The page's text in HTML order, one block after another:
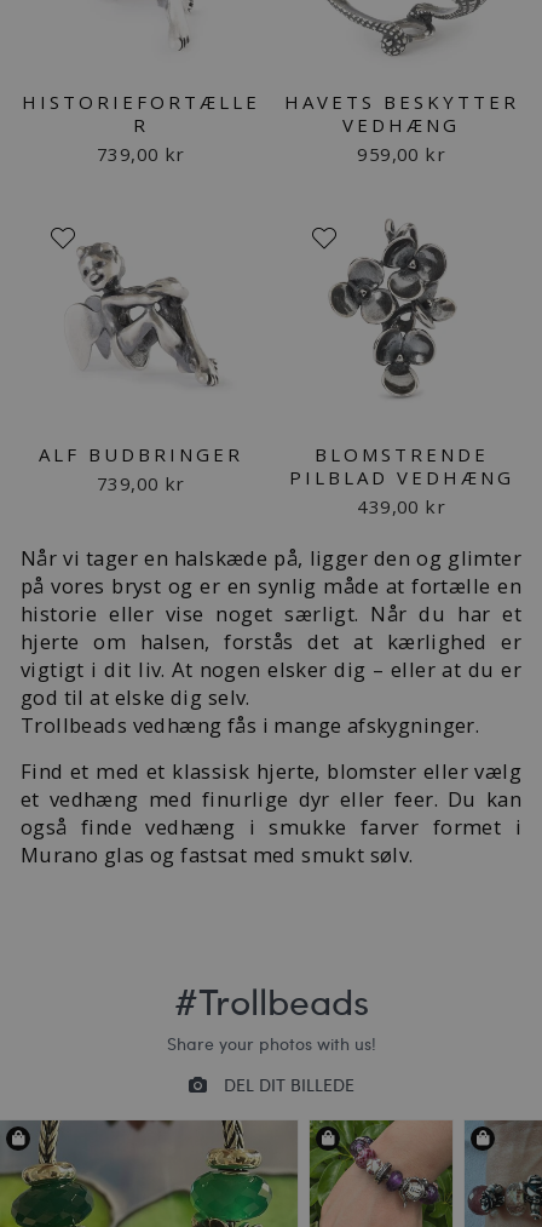
HISTORIEFORTÆLLE
R
739,00 kr
HAVETS BESKYTTER
VEDHÆNG
959,00 kr
ALF BUDBRINGER
739,00 kr
BLOMSTRENDE
PILBLAD VEDHÆNG
439,00 kr
Når vi tager en halskæde på, ligger den og glimter
på vores bryst og er en synlig måde at fortælle en
historie eller vise noget særligt. Når du har et
hjerte om halsen, forstås det at kærlighed er
vigtigt i dit liv. At nogen elsker dig – eller at du er
god til at elske dig selv.
Trollbeads vedhæng fås i mange afskygninger.
Find et med et klassisk hjerte, blomster eller vælg
et vedhæng med finurlige dyr eller feer. Du kan
også finde vedhæng i smukke farver formet i
Murano glas og fastsat med smukt sølv.